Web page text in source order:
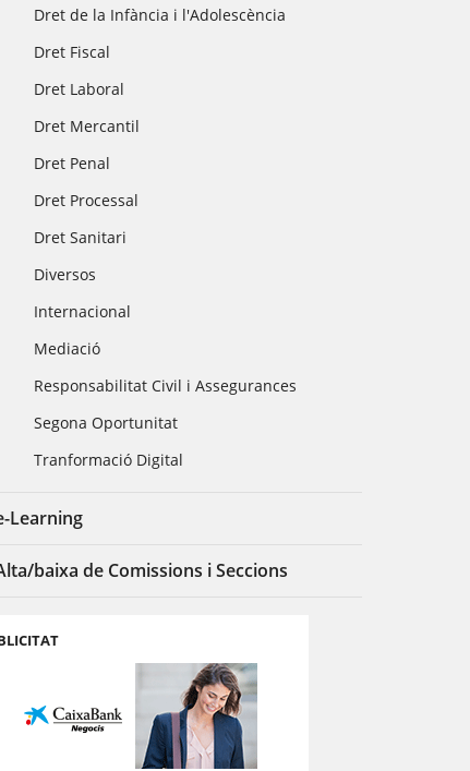
Dret de la Infància i l'Adolescència
Dret Fiscal
Dret Laboral
Dret Mercantil
Dret Penal
Dret Processal
Dret Sanitari
Diversos
Internacional
Mediació
Responsabilitat Civil i Assegurances
Segona Oportunitat
Tranformació Digital
Learning
baixa de Comissions i Seccions